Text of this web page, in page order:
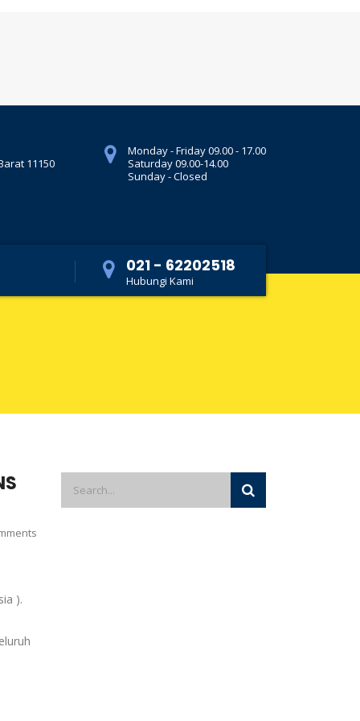
Monday - Friday 09.00 - 17.00
Saturday 09.00-14.00
Sunday - Closed
11150
021 - 62202518
Hubungi Kami
).